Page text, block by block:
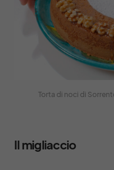
Torta di noci di
Il migliaccio